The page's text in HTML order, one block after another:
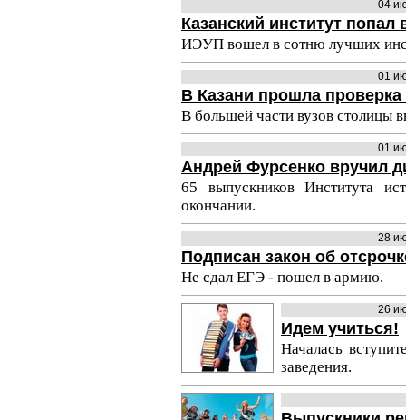
04
Казанский институт попал
ИЭУП вошел в сотню лучших
01
В Казани прошла проверка
В большей части вузов столицы
01
Андрей Фурсенко вручил
65 выпускников Института
окончании.
28
Подписан закон об
Не сдал ЕГЭ - пошел в армию.
26
Идем учиться!
Началась
заведения.